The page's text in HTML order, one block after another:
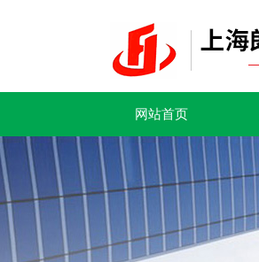
网站首页